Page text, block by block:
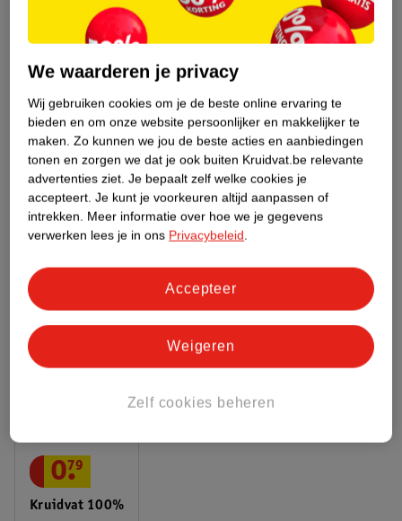
Dit product heeft (nog) geen Nature
Impact Score.
Bestel & Bezorginformatie
Bekijk ook
Kruidvat Alle Wattenschijfjes en staafjes
Hoe controleren wij de reviews?
ANDEREN KOCHTEN OOK
Kruidvat 100%
0.
79
We waarderen je privacy
Wij gebruiken cookies om je de beste online ervaring te
bieden en om onze website persoonlijker en makkelijker te
maken. Zo kunnen we jou de beste acties en aanbiedingen
tonen en zorgen we dat je ook buiten Kruidvat.be relevante
advertenties ziet. Je bepaalt zelf welke cookies je
accepteert. Je kunt je voorkeuren altijd aanpassen of
intrekken. Meer informatie over hoe we je gegevens
verwerken lees je in ons Privacybeleid.
Zelf cookies beheren
Weigeren
Accepteer